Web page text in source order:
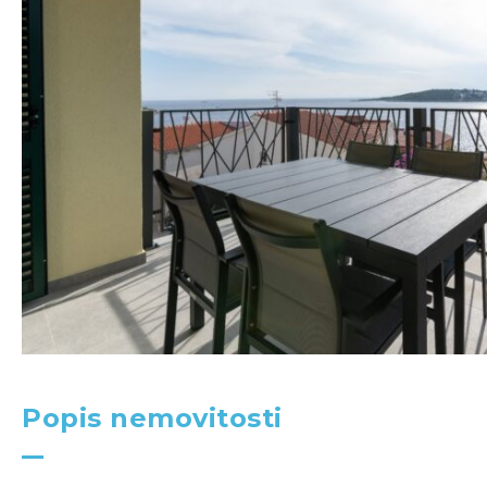
Popis nemovitosti